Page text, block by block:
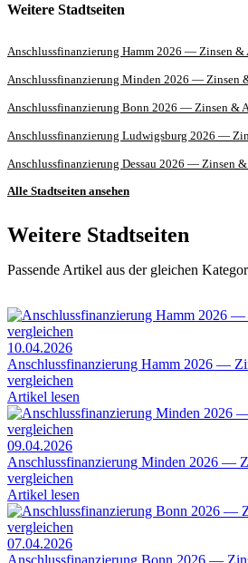
Weitere Stadtseiten
Anschlussfinanzierung Hamm 2026 — Zinsen &
Anschlussfinanzierung Minden 2026 — Zinsen
Anschlussfinanzierung Bonn 2026 — Zinsen &
Anschlussfinanzierung Ludwigsburg 2026 —
Anschlussfinanzierung Dessau 2026 — Zinsen
Alle Stadtseiten ansehen
Weitere Stadtseiten
Passende Artikel aus der gleichen
10.04.2026
Anschlussfinanzierung Hamm 2026 —
vergleichen
Artikel lesen
09.04.2026
Anschlussfinanzierung Minden 2026 —
vergleichen
Artikel lesen
07.04.2026
Anschlussfinanzierung Bonn 2026 —